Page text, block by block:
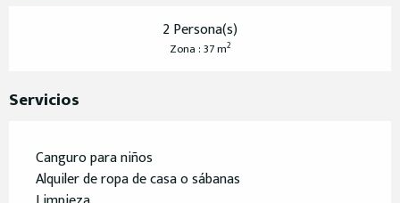
2 Persona(s)
Zona : 37 m2
Servicios
Canguro para niños
Alquiler de ropa de casa o sábanas